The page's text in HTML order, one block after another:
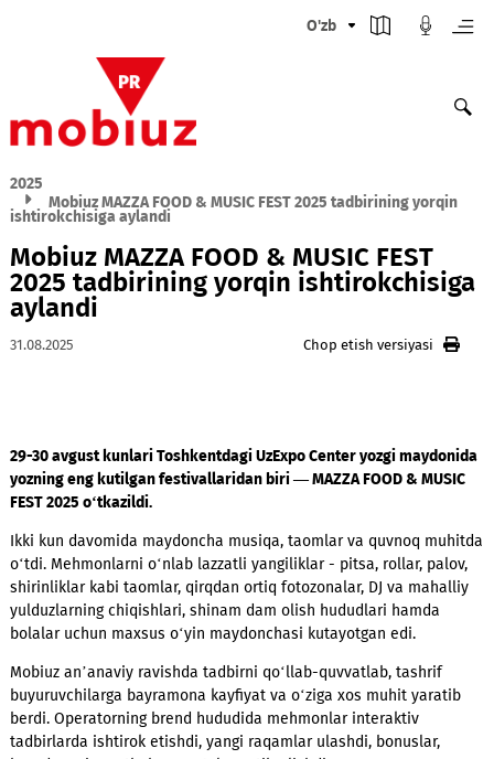
O'zb
2025
Mobiuz MAZZA FOOD & MUSIC FEST 2025 tadbirining
ishtirokchisiga aylandi
Mobiuz MAZZA FOOD & MUSIC FEST
2025 tadbirining yorqin
aylandi
29-30 avgust kunlari Toshkentdagi UzExpo Center yozgi
yozning eng kutilgan festivallaridan biri — MAZZA FOOD &
FEST 2025 o‘tkazildi.
Ikki kun davomida maydoncha musiqa, taomlar va quvnoq
o‘tdi. Mehmonlarni o‘nlab lazzatli yangiliklar - pitsa, rollar,
yulduzlarning chiqishlari, shinam dam olish hududlari hamda
bolalar uchun maxsus o‘yin maydonchasi kutayotgan edi.
Mobiuz an’anaviy ravishda tadbirni qo‘llab-quvvatlab, tashrif